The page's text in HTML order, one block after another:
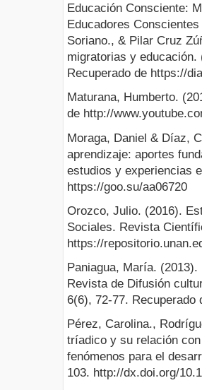
Educación Consciente:
Educadores
Soriano., & Pilar Cruz
migratorias y educación.
Recuperado de https://
Maturana, Humberto.
de http://
Moraga, Daniel & Díaz,
aprendizaje: aportes
estudios y experiencias
https://goo.su/aa06720
Orozco, Julio. (2016).
Sociales. Revista
https://
Paniagua, María.
Revista de Difusión
6(6), 72-77.
Pérez, Carolina.,
tríadico y su relación
fenómenos para el
103. http://dx.doi.org/